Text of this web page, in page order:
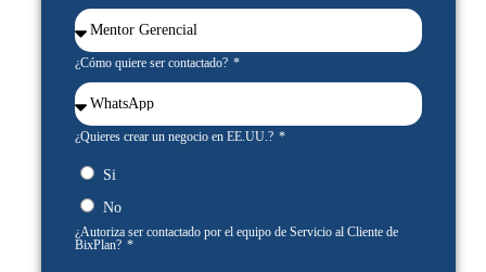
¿Cómo quiere ser contactado?
¿Quieres crear un negocio en EE.UU.?
Si
No
¿Autoriza ser contactado por el equipo de Servicio al Cliente de
BixPlan?